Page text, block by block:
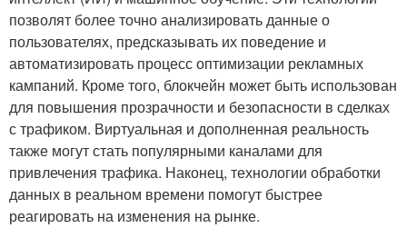
позволят более точно анализировать данные о
пользователях, предсказывать их поведение и
автоматизировать процесс оптимизации рекламных
кампаний. Кроме того, блокчейн может быть использован
для повышения прозрачности и безопасности в сделках
с трафиком. Виртуальная и дополненная реальность
также могут стать популярными каналами для
привлечения трафика. Наконец, технологии обработки
данных в реальном времени помогут быстрее
реагировать на изменения на рынке.